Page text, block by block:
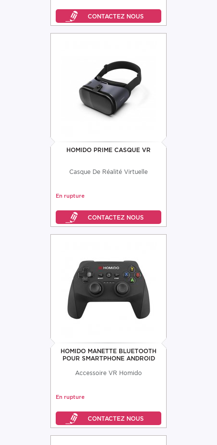
HOMIDO PRIME CASQUE VR
Casque De Réalité Virtuelle
En rupture
HOMIDO MANETTE BLUETOOTH
POUR SMARTPHONE ANDROID
Accessoire VR Homido
En rupture